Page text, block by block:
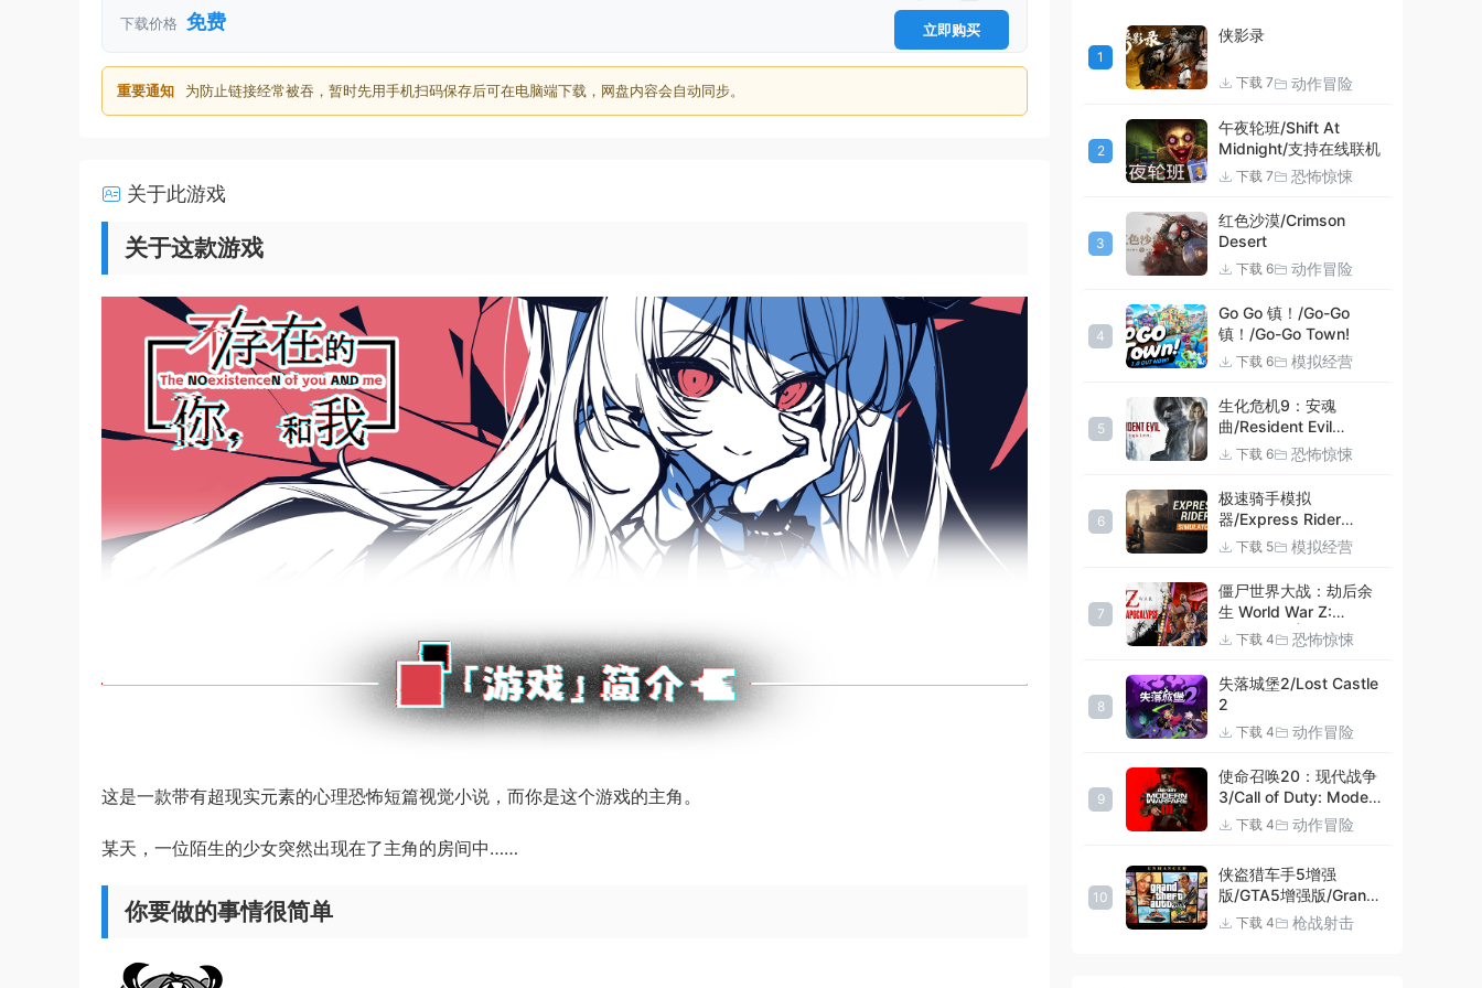
下载价格 免费 立即购买
重要通知 为防止链接经常被吞，暂时先用手机扫码保存后可在电脑端下载，网盘内容会自动同步。
关于此游戏
关于这款游戏
这是一款带有超现实元素的心理恐怖短篇视觉小说，而你是这个游戏的主角。
某天，一位陌生的少女突然出现在了主角的房间中……
你要做的事情很简单
1
侠影录
下载 7 动作冒险
2
午夜轮班/Shift At
Midnight/支持在线联机
下载 7 恐怖惊悚
3
红色沙漠/Crimson
Desert
下载 6 动作冒险
4
Go Go 镇！/Go-Go
镇！/Go-Go Town!
下载 6 模拟经营
5
生化危机9：安魂
曲/Resident Evil
Requiem
下载 6 恐怖惊悚
6
极速骑手模拟
器/Express Rider
Simulator
下载 5 模拟经营
7
僵尸世界大战：劫后余
生 World War Z:
Aftermath |官方中文
09.27.24 v20240924
集成DLCs 赠多项修改器
+赠999等级.荣誉技能.
紫色荣誉头框.荣誉枪械
技能.解锁存档 解压即玩
下载 4 恐怖惊悚
8
失落城堡2/Lost Castle
2
下载 4 动作冒险
9
使命召唤20：现代战争
3/Call of Duty: Modern
Warfare III
下载 4 动作冒险
10
侠盗猎车手5增强
版/GTA5增强版/Grand
Theft Auto V
下载 4 枪战射击